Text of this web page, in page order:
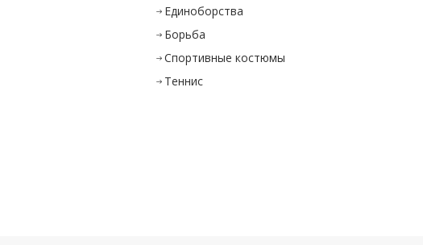
Единоборства
Борьба
Спортивные костюмы
Теннис